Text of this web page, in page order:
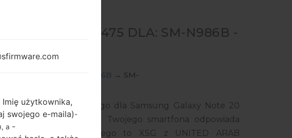
#256475 DLA: SM-N986B -
20 ULTRA 5G
SamsungSM-N986B → SM-
układowego dla Samsung Galaxy Note 20
czy numer modelu Twojego smartfona odpowiada
układowego to XSG z UNITED ARAB
użytkownika,
swojego e-maila)-
а -